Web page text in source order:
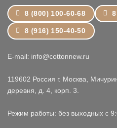
8 (800) 100-60-68
8 (916) 150-40-50
E-mail: info@cottonnew.ru
119602 Россия г. Москва,
деревня, д. 4, корп. 3.
Режим работы: без выходных с